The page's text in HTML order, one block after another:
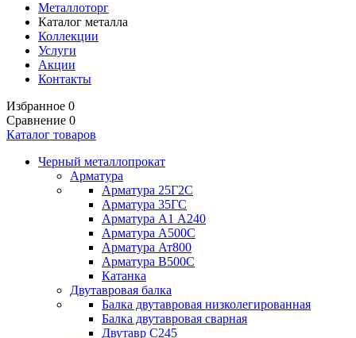
Металлоторг
Каталог металла
Коллекции
Услуги
Акции
Контакты
Избранное 0
Сравнение 0
Каталог товаров
Черный металлопрокат
Арматура
Арматура 25Г2С
Арматура 35ГС
Арматура А1 А240
Арматура А500С
Арматура Ат800
Арматура В500С
Катанка
Двутавровая балка
Балка двутавровая низколегированная
Балка двутавровая сварная
Двутавр С245